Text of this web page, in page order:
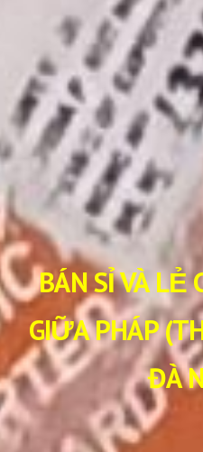
BÁN SỈ VÀ LẺ
GIỮA PHÁP
ĐÀ